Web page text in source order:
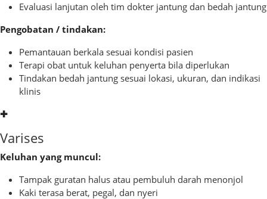
Evaluasi lanjutan oleh tim dokter jantung dan bedah jantung
Pengobatan / tindakan:
Pemantauan berkala sesuai kondisi pasien
Terapi obat untuk keluhan penyerta bila diperlukan
Tindakan bedah jantung sesuai lokasi, ukuran, dan indikasi
klinis
✚
Varises
Keluhan yang muncul:
Tampak guratan halus atau pembuluh darah menonjol
Kaki terasa berat, pegal, dan nyeri